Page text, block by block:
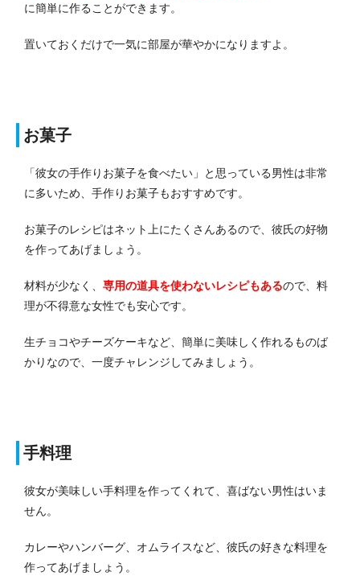
に簡単に作ることができます。
置いておくだけで一気に部屋が華やかになりますよ。
お菓子
「彼女の手作りお菓子を食べたい」と思っている男性は非常
に多いため、手作りお菓子もおすすめです。
お菓子のレシピはネット上にたくさんあるので、彼氏の好物
を作ってあげましょう。
材料が少なく、 専用の道具を使わないレシピもあるので、料
理が不得意な女性でも安心です。
生チョコやチーズケーキなど、簡単に美味しく作れるものば
かりなので、一度チャレンジしてみましょう。
手料理
彼女が美味しい手料理を作ってくれて、喜ばない男性はいま
せん。
カレーやハンバーグ、オムライスなど、彼氏の好きな料理を
作ってあげましょう。